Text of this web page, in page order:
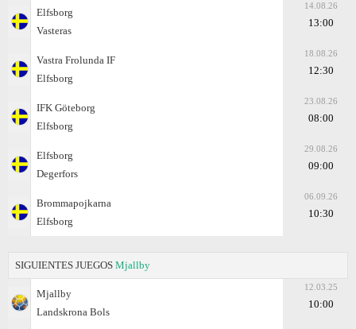
Elfsborg
Vasteras
14.08.26
13:00
Vastra Frolunda IF
Elfsborg
18.08.26
12:30
IFK Göteborg
Elfsborg
23.08.26
08:00
Elfsborg
Degerfors
29.08.26
09:00
Brommapojkarna
Elfsborg
06.09.26
10:30
SIGUIENTES JUEGOS Mjallby
Mjallby
Landskrona Bols
12.03.25
10:00